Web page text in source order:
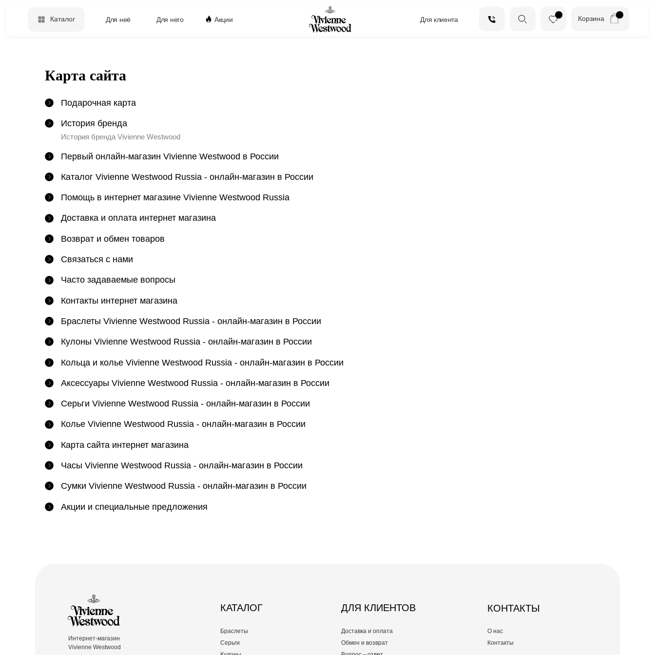
Для него Акции
Для неё Для клиента Корзина
Каталог
Карта сайта
Подарочная карта
История бренда
История бренда Vivienne Westwood
Первый онлайн-магазин Vivienne Westwood в России
Каталог Vivienne Westwood Russia - онлайн-магазин в России
Помощь в интернет магазине Vivienne Westwood Russia
Доставка и оплата интернет магазина
Возврат и обмен товаров
Связаться с нами
Часто задаваемые вопросы
Контакты интернет магазина
Браслеты Vivienne Westwood Russia - онлайн-магазин в России
Кулоны Vivienne Westwood Russia - онлайн-магазин в России
Кольца и колье Vivienne Westwood Russia - онлайн-магазин в России
Аксессуары Vivienne Westwood Russia - онлайн-магазин в России
Серьги Vivienne Westwood Russia - онлайн-магазин в России
Колье Vivienne Westwood Russia - онлайн-магазин в России
Карта сайта интернет магазина
Часы Vivienne Westwood Russia - онлайн-магазин в России
Сумки Vivienne Westwood Russia - онлайн-магазин в России
Акции и специальные предложения
КАТАЛОГ ДЛЯ КЛИЕНТОВ
Интернет-магазин
Vivienne Westwood
КОНТАКТЫ
Доставка и оплата
Обмен и возврат
О нас
Контакты
Браслеты
Серьги